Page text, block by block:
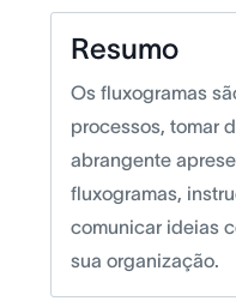
Resumo
Os fluxogramas
processos, tomar
abrangente
fluxogramas,
comunicar ideias
sua organização.